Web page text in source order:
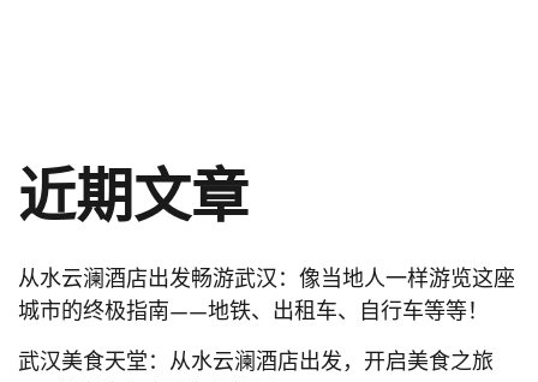
近期文章
从水云澜酒店出发畅游武汉：像当地人一样游览这座
城市的终极指南——地铁、出租车、自行车等等！
武汉美食天堂：从水云澜酒店出发，开启美食之旅